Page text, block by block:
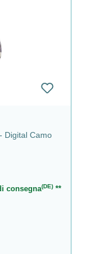
Digital Camo
consegna(DE) **